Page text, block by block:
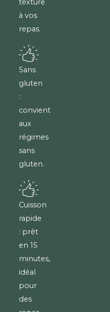
texture
à vos
repas.
Sans
gluten
:
convient
aux
régimes
sans
gluten.
Cuisson
rapide
: prêt
en 15
minutes,
idéal
pour
des